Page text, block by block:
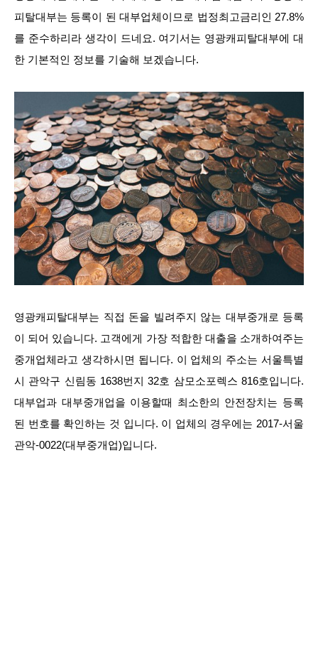
피탈대부는 등록이 된 대부업체이므로 법정최고금리인 27.8%
를 준수하리라 생각이 드네요. 여기서는 영광캐피탈대부에 대
한 기본적인 정보를 기술해 보겠습니다.
영광캐피탈대부는 직접 돈을 빌려주지 않는 대부중개로 등록
이 되어 있습니다. 고객에게 가장 적합한 대출을 소개하여주는
중개업체라고 생각하시면 됩니다. 이 업체의 주소는 서울특별
시 관악구 신림동 1638번지 32호 삼모소포렉스 816호입니다.
대부업과 대부중개업을 이용할때 최소한의 안전장치는 등록
된 번호를 확인하는 것 입니다. 이 업체의 경우에는 2017-서울
관악-0022(대부중개업)입니다.